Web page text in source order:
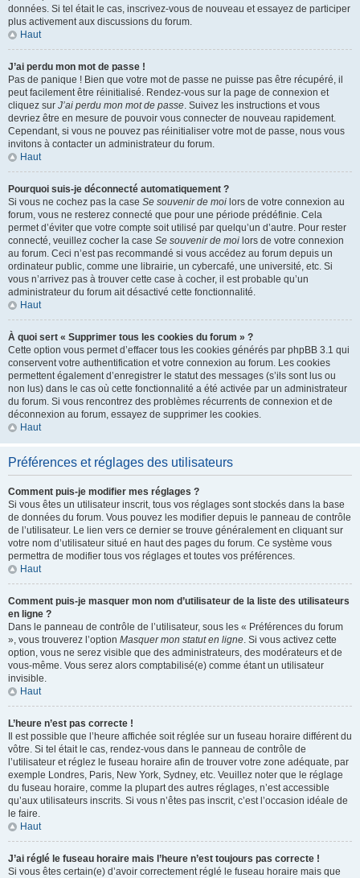
données. Si tel était le cas, inscrivez-vous de nouveau et essayez de participer
plus activement aux discussions du forum.
Haut
J’ai perdu mon mot de passe !
Pas de panique ! Bien que votre mot de passe ne puisse pas être récupéré, il
peut facilement être réinitialisé. Rendez-vous sur la page de connexion et
cliquez sur J’ai perdu mon mot de passe. Suivez les instructions et vous
devriez être en mesure de pouvoir vous connecter de nouveau rapidement.
Cependant, si vous ne pouvez pas réinitialiser votre mot de passe, nous vous
invitons à contacter un administrateur du forum.
Haut
Pourquoi suis-je déconnecté automatiquement ?
Si vous ne cochez pas la case Se souvenir de moi lors de votre connexion au
forum, vous ne resterez connecté que pour une période prédéfinie. Cela
permet d’éviter que votre compte soit utilisé par quelqu’un d’autre. Pour rester
connecté, veuillez cocher la case Se souvenir de moi lors de votre connexion
au forum. Ceci n’est pas recommandé si vous accédez au forum depuis un
ordinateur public, comme une librairie, un cybercafé, une université, etc. Si
vous n’arrivez pas à trouver cette case à cocher, il est probable qu’un
administrateur du forum ait désactivé cette fonctionnalité.
Haut
À quoi sert « Supprimer tous les cookies du forum » ?
Cette option vous permet d’effacer tous les cookies générés par phpBB 3.1 qui
conservent votre authentification et votre connexion au forum. Les cookies
permettent également d’enregistrer le statut des messages (s’ils sont lus ou
non lus) dans le cas où cette fonctionnalité a été activée par un administrateur
du forum. Si vous rencontrez des problèmes récurrents de connexion et de
déconnexion au forum, essayez de supprimer les cookies.
Haut
Préférences et réglages des utilisateurs
Comment puis-je modifier mes réglages ?
Si vous êtes un utilisateur inscrit, tous vos réglages sont stockés dans la base
de données du forum. Vous pouvez les modifier depuis le panneau de contrôle
de l’utilisateur. Le lien vers ce dernier se trouve généralement en cliquant sur
votre nom d’utilisateur situé en haut des pages du forum. Ce système vous
permettra de modifier tous vos réglages et toutes vos préférences.
Haut
Comment puis-je masquer mon nom d’utilisateur de la liste des utilisateurs
en ligne ?
Dans le panneau de contrôle de l’utilisateur, sous les « Préférences du forum
», vous trouverez l’option Masquer mon statut en ligne. Si vous activez cette
option, vous ne serez visible que des administrateurs, des modérateurs et de
vous-même. Vous serez alors comptabilisé(e) comme étant un utilisateur
invisible.
Haut
L’heure n’est pas correcte !
Il est possible que l’heure affichée soit réglée sur un fuseau horaire différent du
vôtre. Si tel était le cas, rendez-vous dans le panneau de contrôle de
l’utilisateur et réglez le fuseau horaire afin de trouver votre zone adéquate, par
exemple Londres, Paris, New York, Sydney, etc. Veuillez noter que le réglage
du fuseau horaire, comme la plupart des autres réglages, n’est accessible
qu’aux utilisateurs inscrits. Si vous n’êtes pas inscrit, c’est l’occasion idéale de
le faire.
Haut
J’ai réglé le fuseau horaire mais l’heure n’est toujours pas correcte !
Si vous êtes certain(e) d’avoir correctement réglé le fuseau horaire mais que